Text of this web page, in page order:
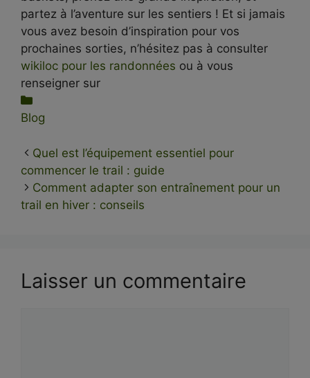
partez à l’aventure sur les sentiers ! Et si jamais
vous avez besoin d’inspiration pour vos
prochaines sorties, n’hésitez pas à consulter
wikiloc pour les randonnées ou à vous
renseigner sur
Catégories
Blog
Quel est l’équipement essentiel pour
commencer le trail : guide
Comment adapter son entraînement pour un
trail en hiver : conseils
Laisser un commentaire